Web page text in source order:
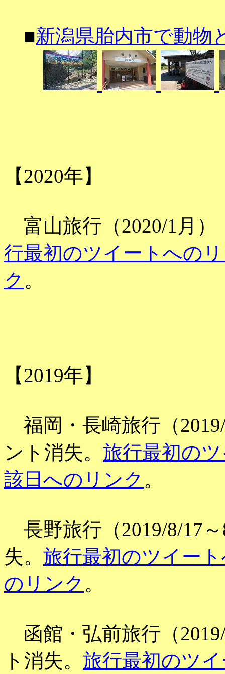
■新潟県胎内市で動物
【2020年】
富山旅行（2020/1月
行最初のツイートへの
ク 。
【2019年】
福岡・長崎旅行（
ント消失。 旅行最初の
該日へのリンク 。
長野旅行（2019/8/17
失。 旅行最初のツイー
のリンク 。
函館・弘前旅行（
ト消失。 旅行最初のツ